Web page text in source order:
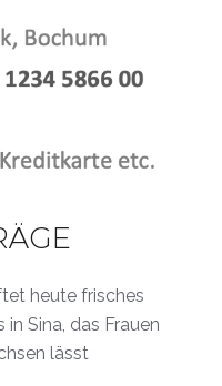
heute frisches
Sina, das Frauen
lässt